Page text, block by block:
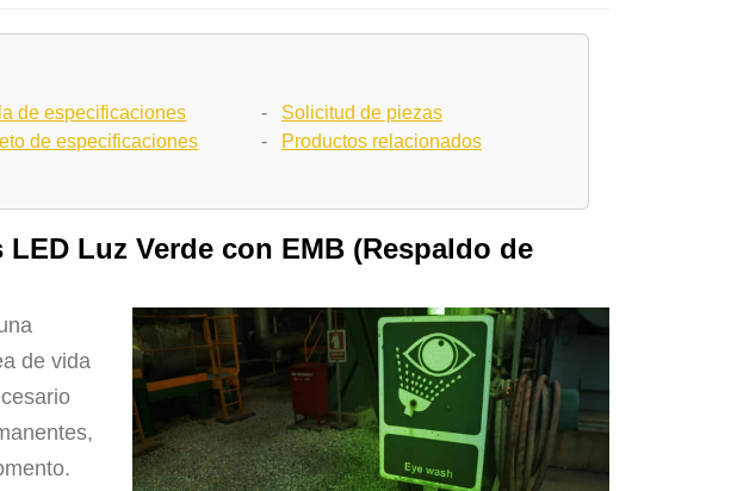
de especificaciones
de especificaciones
- Solicitud de piezas
-
Productos relacionados
Luz Verde con EMB (Respaldo de
de vida